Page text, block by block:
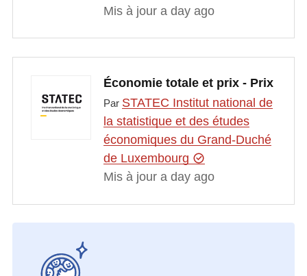
Mis à jour a day ago
Économie totale et prix - Prix
Par STATEC Institut national de
la statistique et des études
économiques du Grand-Duché
de Luxembourg
Mis à jour a day ago